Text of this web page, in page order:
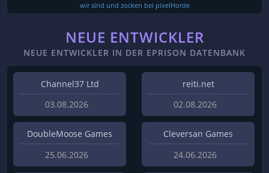
wir sind und zocken bei pixelHorde
NEUE ENTWICKLER
NEUE ENTWICKLER IN DER EPRISON DATENBANK
Channel37 Ltd
03.08.2026
reiti.net
02.08.2026
DoubleMoose Games
25.06.2026
Cleversan Games
24.06.2026